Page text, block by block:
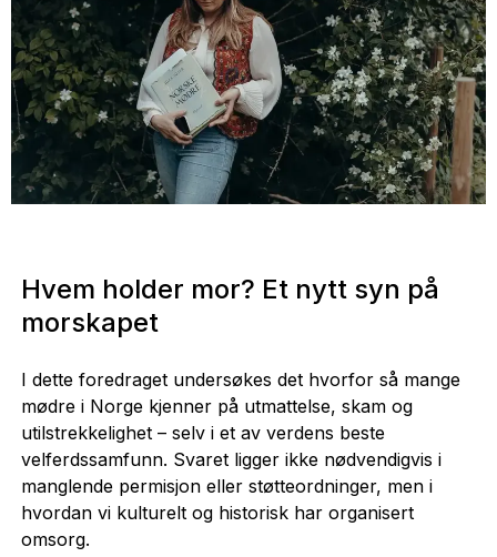
Hvem holder mor? Et nytt syn på
morskapet
I dette foredraget undersøkes det hvorfor så mange
mødre i Norge kjenner på utmattelse, skam og
utilstrekkelighet – selv i et av verdens beste
velferdssamfunn. Svaret ligger ikke nødvendigvis i
manglende permisjon eller støtteordninger, men i
hvordan vi kulturelt og historisk har organisert
omsorg.